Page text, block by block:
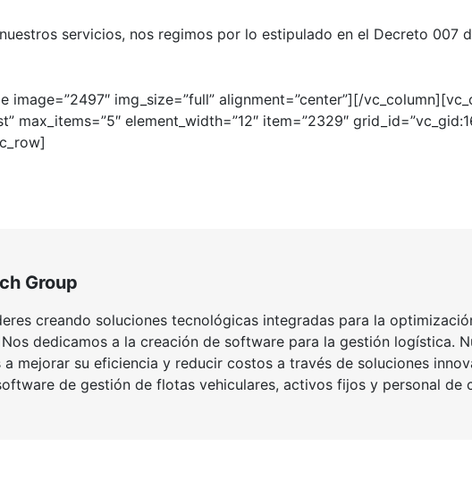
servicios, nos regimos por lo estipulado en el Decreto 007
image=”2497″ img_size=”full” alignment=”center”][/
max_items=”5″ element_width=”12″ item=”2329″
Group
creando soluciones tecnológicas integradas para la
dedicamos a la creación de software para la gestión logística.
a mejorar su eficiencia y reducir costos a través de soluciones
de gestión de flotas vehiculares, activos fijos y personal de